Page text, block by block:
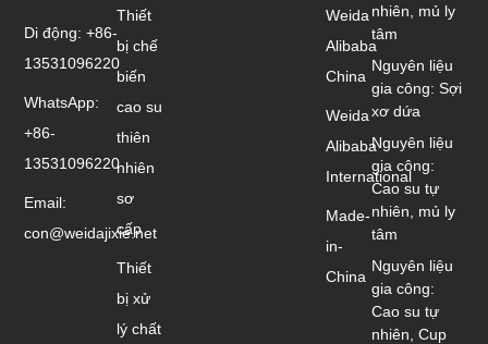
Weida
Alibaba
China
Weida
Alibaba
International
Made-
in-
China
Thiết
bị chế
biến
cao su
thiên
nhiên
sơ
cấp
Thiết
bị xử
lý chất
nhiên, mủ ly
tâm
Nguyên liệu
gia công: Sợi
xơ dứa
Nguyên liệu
gia công:
Cao su tự
nhiên, mủ ly
tâm
Nguyên liệu
gia công:
Cao su tự
nhiên, Cup
Di động: +86-
13531096220
WhatsApp:
+86-
13531096220
Email:
con@weidajixie.net